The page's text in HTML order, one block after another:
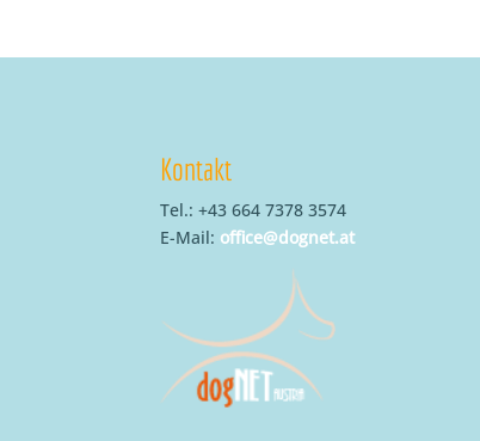
Kontakt
Tel.: +43 664 7378 3574
E-Mail: office@dognet.at